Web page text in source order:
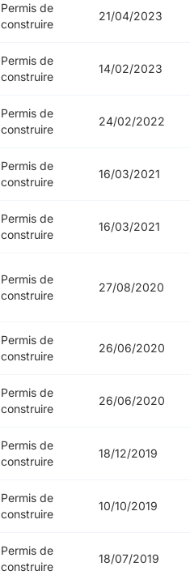
Permis de
construire
21/04/2023
Permis de
construire
14/02/2023
Permis de
construire
24/02/2022
Permis de
construire
16/03/2021
Permis de
construire
16/03/2021
Permis de
construire
27/08/2020
Permis de
construire
26/06/2020
Permis de
construire
26/06/2020
Permis de
construire
18/12/2019
Permis de
construire
10/10/2019
Permis de
construire
18/07/2019